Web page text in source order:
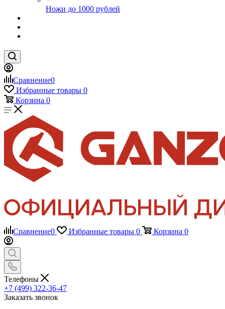
Ножи до 1000 рублей
Сравнение0
Избранные товары 0
Корзина 0
Сравнение0 Избранные товары 0 Корзина 0
Телефоны
+7 (499) 322-36-47
Заказать звонок